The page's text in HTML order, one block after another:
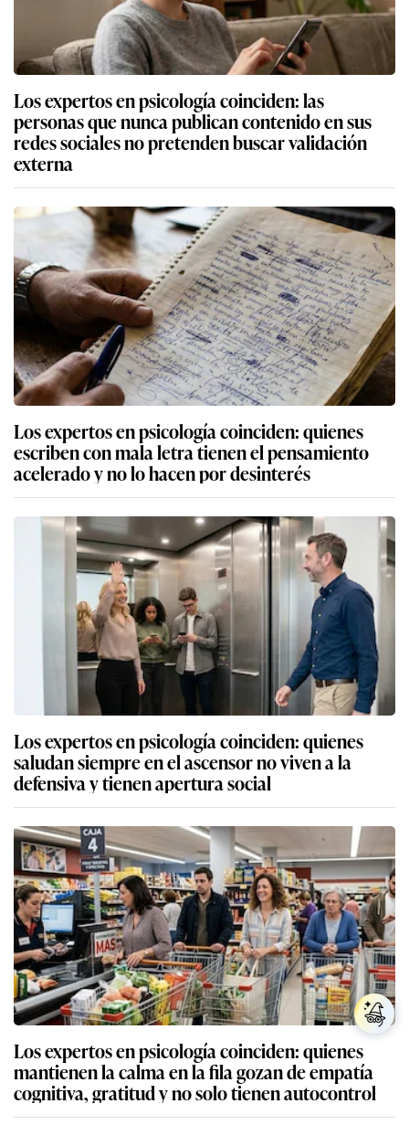
Los expertos en psicología coinciden: las
personas que nunca publican contenido en sus
redes sociales no pretenden buscar validación
externa
Los expertos en psicología coinciden: quienes
escriben con mala letra tienen el pensamiento
acelerado y no lo hacen por desinterés
Los expertos en psicología coinciden: quienes
saludan siempre en el ascensor no viven a la
defensiva y tienen apertura social
Los expertos en psicología coinciden: quienes
mantienen la calma en la fila gozan de empatía
cognitiva, gratitud y no solo tienen autocontrol